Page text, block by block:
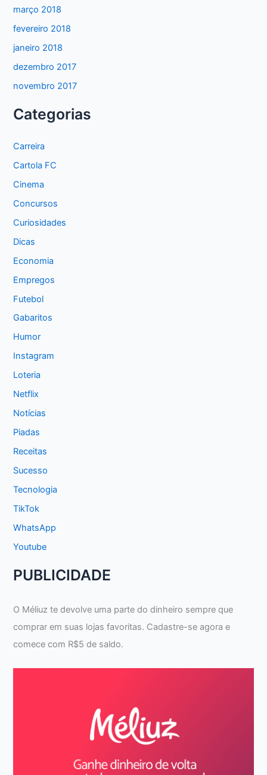
março 2018
fevereiro 2018
janeiro 2018
dezembro 2017
novembro 2017
Categorias
Carreira
Cartola FC
Cinema
Concursos
Curiosidades
Dicas
Economia
Empregos
Futebol
Gabaritos
Humor
Instagram
Loteria
Netflix
Notícias
Piadas
Receitas
Sucesso
Tecnologia
TikTok
WhatsApp
Youtube
PUBLICIDADE
O Méliuz te devolve uma parte do dinheiro sempre que
comprar em suas lojas favoritas. Cadastre-se agora e
comece com R$5 de saldo.